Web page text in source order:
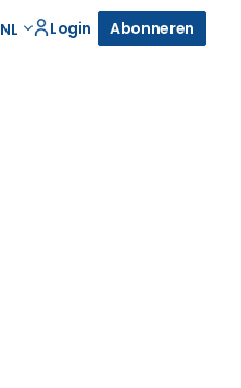
NL Login Abonneren